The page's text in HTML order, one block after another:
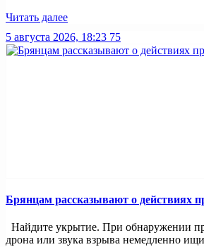
Читать далее
5 августа 2026, 18:23 75
Брянцам рассказывают о действиях
Найдите укрытие. При обнаружении
дрона или звука взрыва немедленно